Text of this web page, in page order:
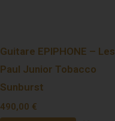
Guitare EPIPHONE – Les
Paul Junior Tobacco
Sunburst
490,00 €